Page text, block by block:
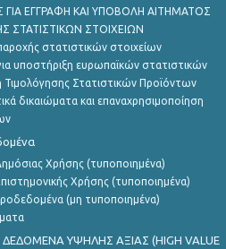
ΓΙΑ ΕΓΓΡΑΦΗ ΚΑΙ ΥΠΟΒΟΛΗ ΑΙΤΗΜΑΤΟΣ
ΣΤΑΤΙΣΤΙΚΩΝ ΣΤΟΙΧΕΙΩΝ
στατιστικών στοιχείων
υποστήριξη ευρωπαϊκών στατιστικών
Τιμολόγησης Στατιστικών Προϊόντων
δικαιώματα και επαναχρησιμοποίηση
Χρήσης (τυποποιημένα)
Χρήσης (τυποποιημένα)
(μη τυποποιημένα)
ΔΕΔΟΜΕΝΑ ΥΨΗΛΗΣ ΑΞΙΑΣ (HIGH VALUE